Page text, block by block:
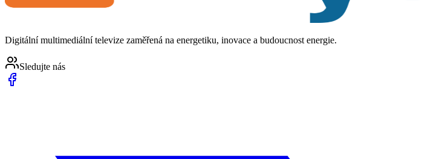
Digitální multimediální televize zaměřená na energetiku, inovace a budoucnost energie.
Sledujte nás